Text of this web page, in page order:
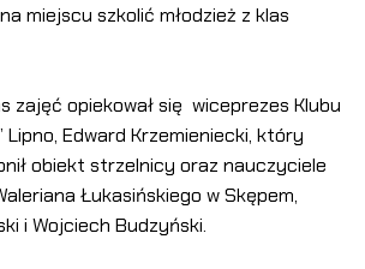
miejscu szkolić młodzież z klas
zajęć opiekował się wiceprezes Klubu
Lipno, Edward Krzemieniecki, który
obiekt strzelnicy oraz nauczyciele
Łukasińskiego w Skępem,
i Wojciech Budzyński.